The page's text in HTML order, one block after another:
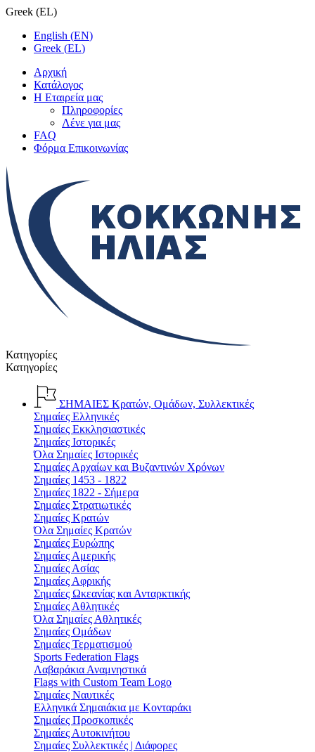
Greek (EL)
English (EN)
Greek (EL)
Αρχική
Κατάλογος
Η Εταιρεία μας
Πληροφορίες
Λένε για μας
FAQ
Φόρμα Επικοινωνίας
Κατηγορίες
Κατηγορίες
ΣΗΜΑΙΕΣ Κρατών, Ομάδων, Συλλεκτικές
Σημαίες Ελληνικές
Σημαίες Εκκλησιαστικές
Σημαίες Ιστορικές
Όλα Σημαίες Ιστορικές
Σημαίες Αρχαίων και Βυζαντινών Χρόνων
Σημαίες 1453 - 1822
Σημαίες 1822 - Σήμερα
Σημαίες Στρατιωτικές
Σημαίες Κρατών
Όλα Σημαίες Κρατών
Σημαίες Ευρώπης
Σημαίες Αμερικής
Σημαίες Ασίας
Σημαίες Αφρικής
Σημαίες Ωκεανίας και Ανταρκτικής
Σημαίες Αθλητικές
Όλα Σημαίες Αθλητικές
Σημαίες Ομάδων
Σημαίες Τερματισμού
Sports Federation Flags
Λαβαράκια Αναμνηστικά
Flags with Custom Team Logo
Σημαίες Ναυτικές
Ελληνικά Σημαιάκια με Κονταράκι
Σημαίες Προσκοπικές
Σημαίες Αυτοκινήτου
Σημαίες Συλλεκτικές | Διάφορες